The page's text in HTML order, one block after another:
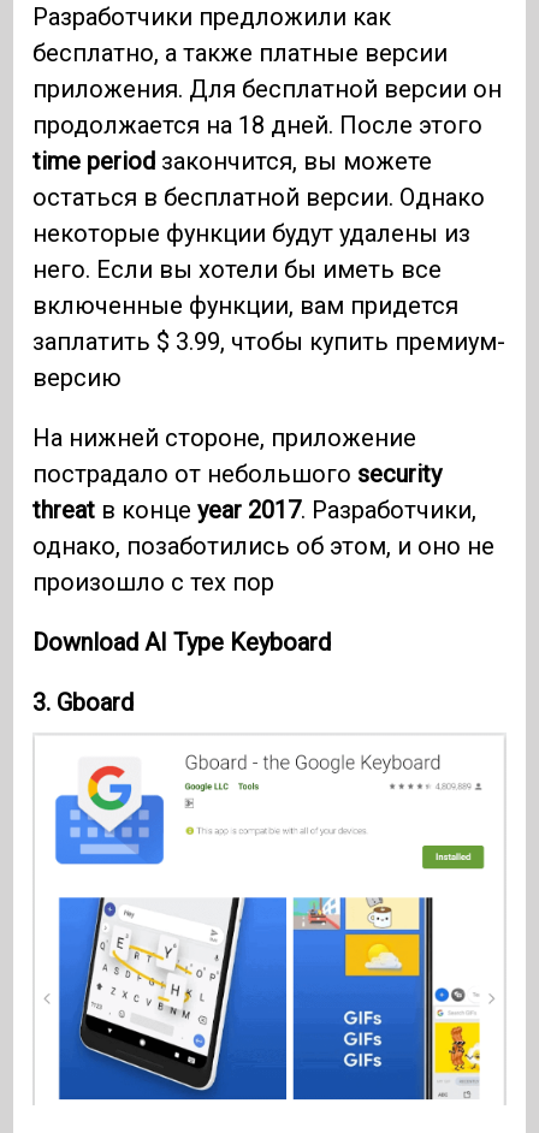
Разработчики предложили как
бесплатно, а также платные версии
приложения. Для бесплатной версии он
продолжается на 18 дней. После этого
time period закончится, вы можете
остаться в бесплатной версии. Однако
некоторые функции будут удалены из
него. Если вы хотели бы иметь все
включенные функции, вам придется
заплатить $ 3.99, чтобы купить премиум-
версию
На нижней стороне, приложение
пострадало от небольшого security
threat в концеyear 2017. Разработчики,
однако, позаботились об этом, и оно не
произошло с тех пор
Download AI Type Keyboard
3. Gboard